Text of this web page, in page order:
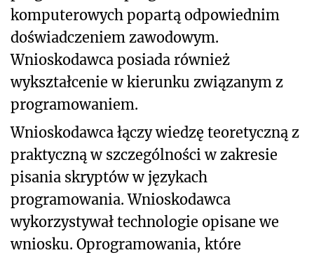
komputerowych popartą odpowiednim
doświadczeniem zawodowym.
Wnioskodawca posiada również
wykształcenie w kierunku związanym z
programowaniem.
Wnioskodawca łączy wiedzę teoretyczną z
praktyczną w szczególności w zakresie
pisania skryptów w językach
programowania. Wnioskodawca
wykorzystywał technologie opisane we
wniosku. Oprogramowania, które